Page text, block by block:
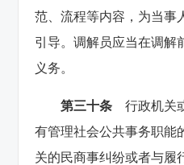
范、流程等内容，为当事
引导。调解员应当在调解
义务。
第三十条行政机关
有管理社会公共事务职能
关的民商事纠纷或者与履